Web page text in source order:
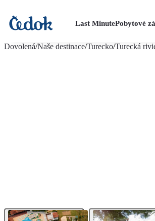
Last MinutePobytové
Dovolená/Naše destinace/Turecko/Turecká